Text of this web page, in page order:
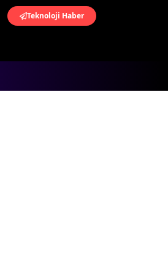
Teknoloji Haber